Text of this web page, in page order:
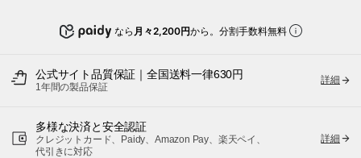
なら 月々2,200円から。分割手数料無料
公式サイト品質保証｜全国送料一律630円
1年間の製品保証
詳細
多様な決済と安全認証
クレジットカード、Paidy、Amazon Pay、楽天ペイ、
代引きに対応
詳細